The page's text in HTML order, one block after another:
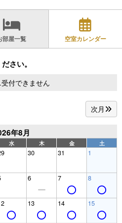
部屋一覧 空室カレンダー
さい。
付できません
次月
年8月
水 木 金 土
30 31 1
6 7 8
13 14 15